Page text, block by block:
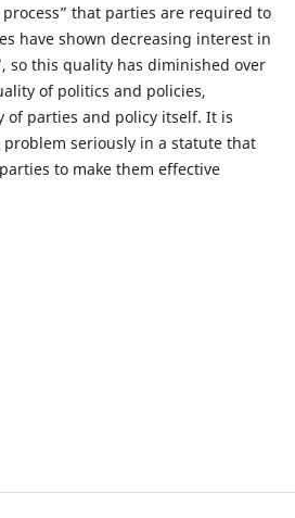
that parties are required to
have shown decreasing interest in
so this quality has diminished over
of politics and policies,
parties and policy itself. It is
seriously in a statute that
to make them effective